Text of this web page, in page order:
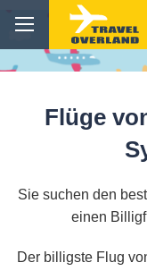
Flüge
Sie suchen den
einen
Der billigste Flug